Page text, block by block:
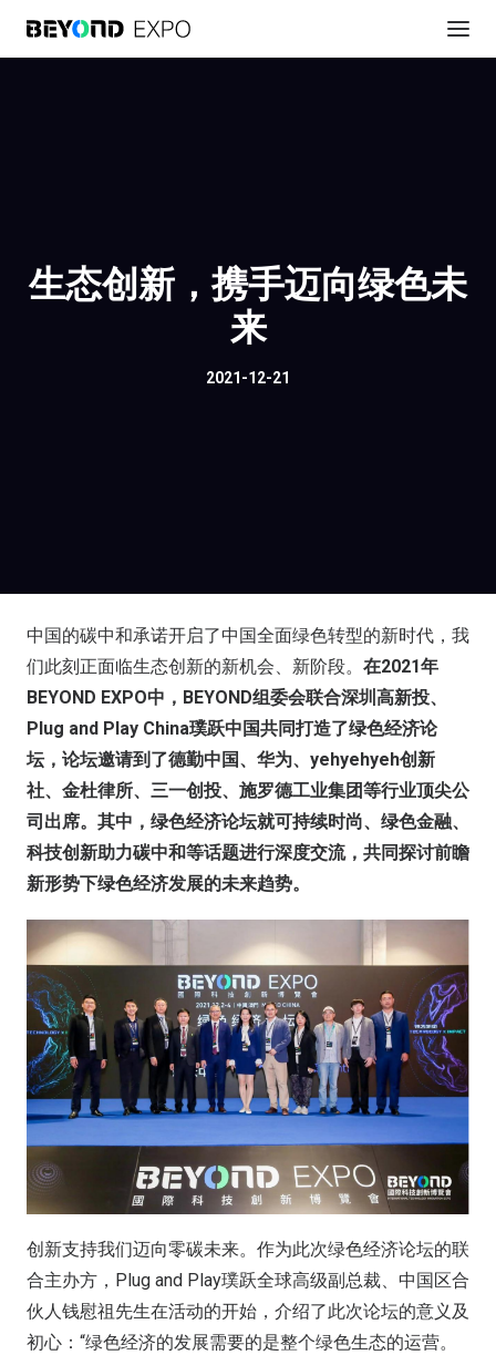
生态创新，携手迈向绿色未
来
2021-12-21
中国的碳中和承诺开启了中国全面绿色转型的新时代，我
们此刻正面临生态创新的新机会、新阶段。 在2021年
BEYOND EXPO中，BEYOND组委会联合深圳高新投、
Plug and Play China璞跃中国共同打造了绿色经济论
坛，论坛邀请到了德勤中国、华为、yehyehyeh创新
社、金杜律所、三一创投、施罗德工业集团等行业顶尖公
司出席。其中，绿色经济论坛就可持续时尚、绿色金融、
科技创新助力碳中和等话题进行深度交流，共同探讨前瞻
新形势下绿色经济发展的未来趋势。
创新支持我们迈向零碳未来。作为此次绿色经济论坛的联
合主办方，Plug and Play璞跃全球高级副总裁、中国区合
伙人钱慰祖先生在活动的开始，介绍了此次论坛的意义及
初心：“绿色经济的发展需要的是整个绿色生态的运营。